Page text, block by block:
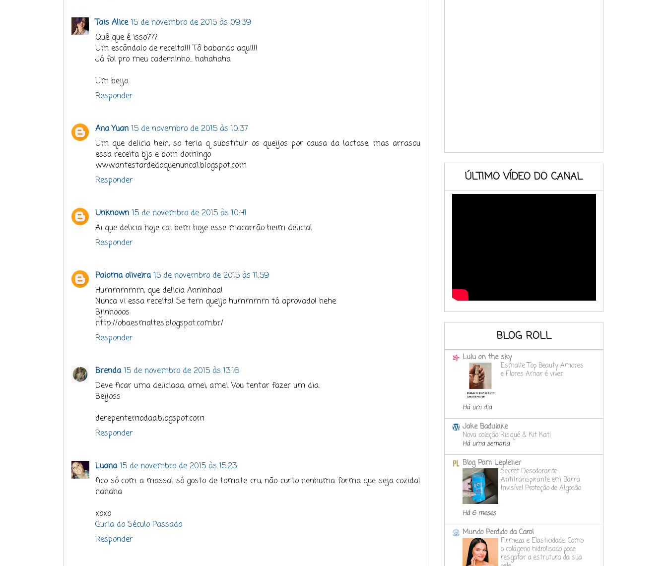
Tais Alice 15 de novembro de 2015 às 09:39
Quê que é isso???
Um escândalo de receita!!! Tô babando aqui!!!
Já foi pro meu caderninho... hahahaha
Um beijo.
Responder
Ana Yuan 15 de novembro de 2015 às 10:37
Um que delicia hein, so teria q substituir os queijos por causa da lactose, mas arrasou
essa receita bjs e bom domingo
www.antestardedoquenunca1.blogspot.com
Responder
Unknown 15 de novembro de 2015 às 10:41
Ai que delicia hoje cai bem hoje esse macarrão heim delicia!
Responder
Paloma oliveira 15 de novembro de 2015 às 11:59
Hummmmm, que delicia Anninhaa!
Nunca vi essa receita! Se tem queijo hummmm tá aprovado! hehe
Bjinhooos
http://obaesmaltes.blogspot.com.br/
Responder
Brenda 15 de novembro de 2015 às 13:16
Deve ficar uma deliciaaa, amei, amei. Vou tentar fazer um dia.
Beijoss
derepentemodaa.blogspot.com
Responder
Luana 15 de novembro de 2015 às 15:23
fico só com a massa! só gosto de tomate cru, não curto nenhuma forma que seja cozida!
hahaha
xoxo
Guria do Século Passado
Responder
ÚLTIMO VÍDEO DO CANAL
BLOG ROLL
Lulu on the sky
Esmalte Top Beauty Amores
e Flores Amar é viver
Há um dia
Jake Badulake
Nova coleção Risqué & Kit Kat!
Há uma semana
Blog Pam Lepletier
Secret Desodorante
Antitranspirante em Barra
Invisível Proteção de Algodão
Há 6 meses
Mundo Perdido da Carol
Firmeza e Elasticidade: Como
o colágeno hidrolisado pode
resgatar a estrutura da sua